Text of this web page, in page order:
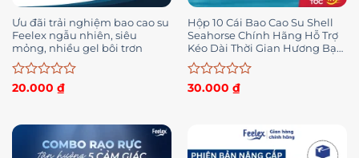
Ưu đãi trải nghiệm bao cao su
Feelex ngẫu nhiên, siêu
mỏng, nhiều gel bôi trơn
Được
0
20.000 ₫
Hộp 10 Cái Bao Cao Su Shell
Seahorse Chính Hãng Hỗ Trợ
Kéo Dài Thời Gian Hương Bạc
Hà The Mát
Được
sao
30.000 ₫